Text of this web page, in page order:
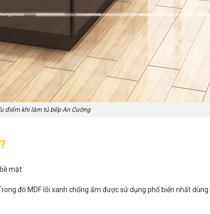
điểm khi làm tủ bếp An Cường
mặt.
đó MDF lõi xanh chống ẩm được sử dụng phổ biến nhất